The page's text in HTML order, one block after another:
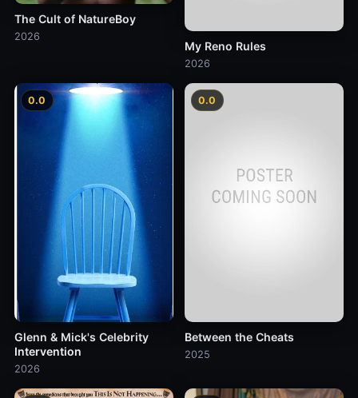
The Cult of NatureBoy
2026
My Reno Rules
2026
0.0
Glenn & Mick's Celebrity
Intervention
2026
0.0
Between the Cheats
2025